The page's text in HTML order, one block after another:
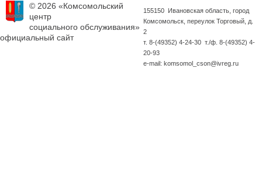
© 2026 «Комсомольский
центр
социального обслуживания»
официальный сайт
155150 Ивановская область, город
Комсомольск, переулок Торговый, д.
2
т. 8-(49352) 4-24-30 т./ф. 8-(49352) 4-
20-93
e-mail: komsomol_cson@ivreg.ru